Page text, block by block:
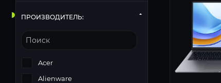
ПРОИЗВОДИТЕЛЬ:
Acer
Alienware